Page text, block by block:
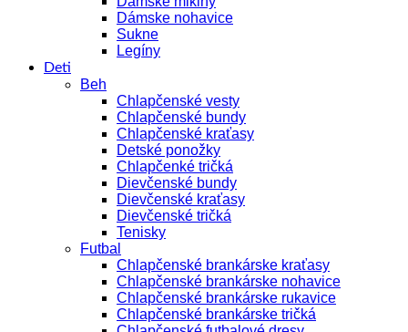
Dámske nohavice
Sukne
Legíny
Deti
Beh
Chlapčenské vesty
Chlapčenské bundy
Chlapčenské kraťasy
Detské ponožky
Chlapčenké tričká
Dievčenské bundy
Dievčenské kraťasy
Dievčenské tričká
Tenisky
Futbal
Chlapčenské brankárske kraťasy
Chlapčenské brankárske nohavice
Chlapčenské brankárske rukavice
Chlapčenské brankárske tričká